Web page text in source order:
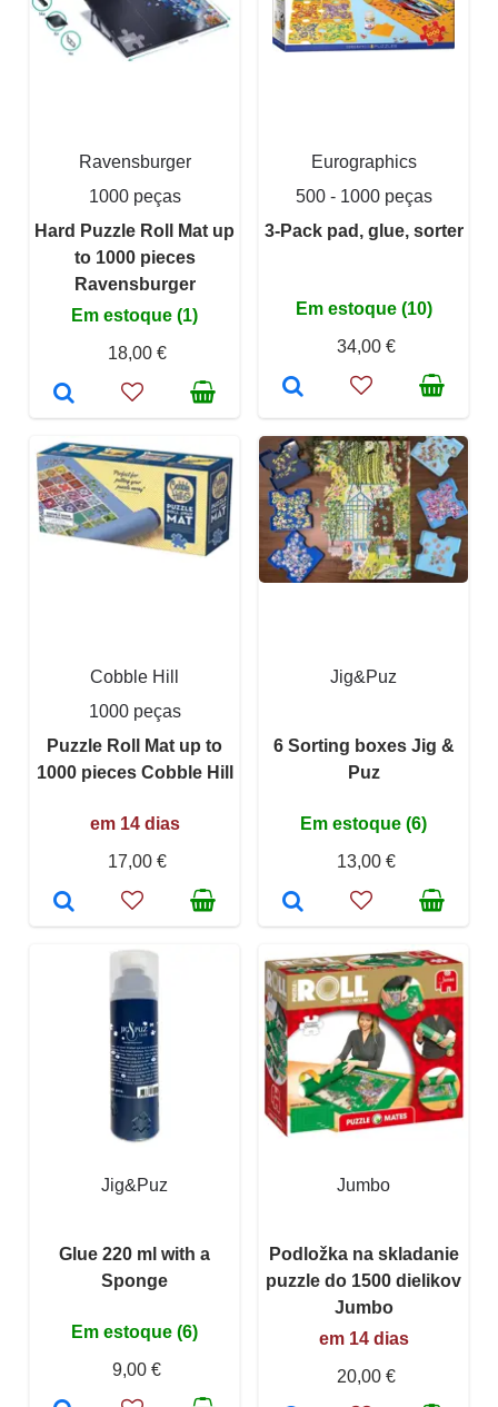
Ravensburger
1000 peças
Hard Puzzle Roll Mat up
to 1000 pieces
Ravensburger
Em estoque (1)
18,00 €
Eurographics
500 - 1000 peças
3-Pack pad, glue, sorter
Em estoque (10)
34,00 €
Cobble Hill
1000 peças
Puzzle Roll Mat up to
1000 pieces Cobble Hill
em 14 dias
17,00 €
Jig&Puz
6 Sorting boxes Jig &
Puz
Em estoque (6)
13,00 €
Jig&Puz
Glue 220 ml with a
Sponge
Em estoque (6)
9,00 €
Jumbo
Podložka na skladanie
puzzle do 1500 dielikov
Jumbo
em 14 dias
20,00 €